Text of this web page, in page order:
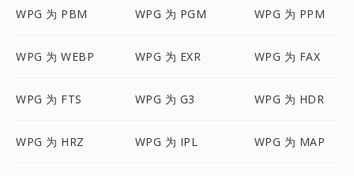
WPG 为 PBM WPG 为 PGM WPG 为 PPM
WPG 为 WEBP WPG 为 EXR WPG 为 FAX
WPG 为 FTS WPG 为 G3 WPG 为 HDR
WPG 为 HRZ WPG 为 IPL WPG 为 MAP